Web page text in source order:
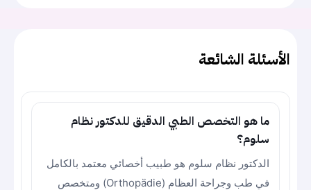
الأسئلة الشائعة
ما هو التخصص الطبي الدقيق للدكتور نظام
سلوم؟
الدكتور نظام سلوم هو طبيب أخصائي معتمد بالكامل
في طب وجراحة العظام (Orthopädie) ومتخصص